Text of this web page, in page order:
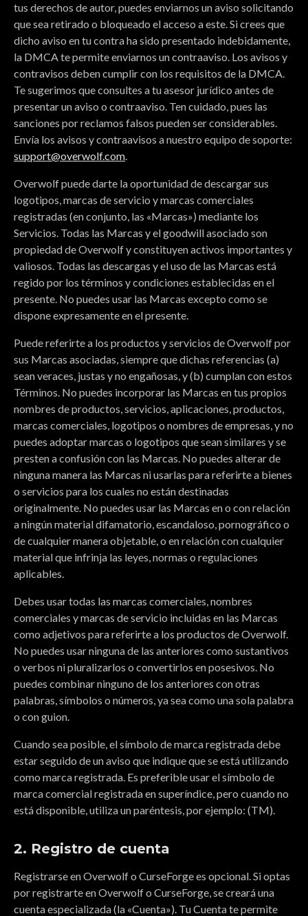
tus derechos de autor, puedes enviarnos un aviso solicitando
que sea retirado o bloqueado el acceso a este. Si crees que
dicho aviso en tu contra ha sido presentado indebidamente,
la DMCA te permite enviarnos un contraaviso. Los avisos y
contravisos deben cumplir con los requisitos de la DMCA.
Te sugerimos que consultes a tu asesor jurídico antes de
presentar un aviso o contraaviso. Ten cuidado, pues las
sanciones por reclamos falsos pueden ser considerables.
Envía los avisos y contraavisos a nuestro equipo de soporte:
support@overwolf.com.
Overwolf puede darte la oportunidad de descargar sus
logotipos, marcas de servicio y marcas comerciales
registradas (en conjunto, las «Marcas») mediante los
Servicios. Todas las Marcas y el goodwill asociado son
propiedad de Overwolf y constituyen activos importantes y
valiosos. Todas las descargas y el uso de las Marcas está
regido por los términos y condiciones establecidas en el
presente. No puedes usar las Marcas excepto como se
dispone expresamente en el presente.
Puede referirte a los productos y servicios de Overwolf por
sus Marcas asociadas, siempre que dichas referencias (a)
sean veraces, justas y no engañosas, y (b) cumplan con estos
Términos. No puedes incorporar las Marcas en tus propios
nombres de productos, servicios, aplicaciones, productos,
marcas comerciales, logotipos o nombres de empresas, y no
puedes adoptar marcas o logotipos que sean similares y se
presten a confusión con las Marcas. No puedes alterar de
ninguna manera las Marcas ni usarlas para referirte a bienes
o servicios para los cuales no están destinadas
originalmente. No puedes usar las Marcas en o con relación
a ningún material difamatorio, escandaloso, pornográfico o
de cualquier manera objetable, o en relación con cualquier
material que infrinja las leyes, normas o regulaciones
aplicables.
Debes usar todas las marcas comerciales, nombres
comerciales y marcas de servicio incluidas en las Marcas
como adjetivos para referirte a los productos de Overwolf.
No puedes usar ninguna de las anteriores como sustantivos
o verbos ni pluralizarlos o convertirlos en posesivos. No
puedes combinar ninguno de los anteriores con otras
palabras, símbolos o números, ya sea como una sola palabra
o con guion.
Cuando sea posible, el símbolo de marca registrada debe
estar seguido de un aviso que indique que se está utilizando
como marca registrada. Es preferible usar el símbolo de
marca comercial registrada en superíndice, pero cuando no
está disponible, utiliza un paréntesis, por ejemplo: (TM).
2. Registro de cuenta
Registrarse en Overwolf o CurseForge es opcional. Si optas
por registrarte en Overwolf o CurseForge, se creará una
cuenta especializada (la «Cuenta»). Tu Cuenta te permite